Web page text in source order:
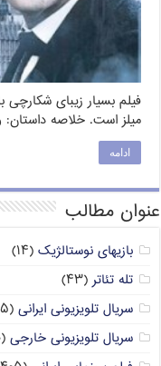
میلز است. خلاصه داستان:
ادامه
عنوان مطالب
بازیهای نوستالژیک (۱۴)
تله تئاتر (۴۳)
سریال تلویزیونی ایرانی (۲۱۵)
سریال تلویزیونی خارجی (۸۰)